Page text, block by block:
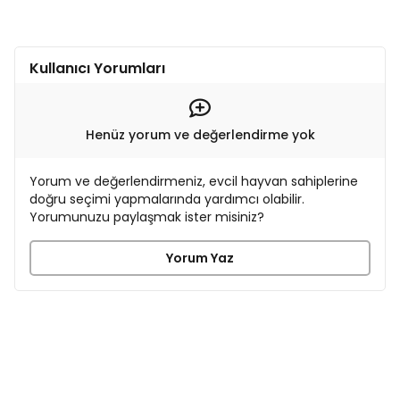
Kullanıcı Yorumları
Henüz yorum ve değerlendirme yok
Yorum ve değerlendirmeniz, evcil hayvan sahiplerine
doğru seçimi yapmalarında yardımcı olabilir.
Yorumunuzu paylaşmak ister misiniz?
Yorum Yaz